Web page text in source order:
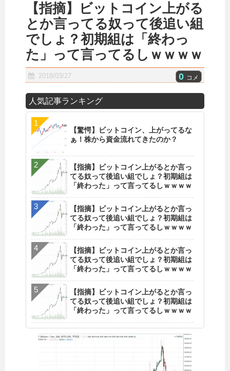
【指摘】ビットコイン上がる
とか言ってる奴って後追い組
でしょ？初期組は「終わっ
た」って言ってるしｗｗｗｗ
2018/03/27 0 コメ
人気記事ランキング
【驚愕】ビットコイン、上がってるな
ぁ！株から資金流れてきたのか？
【指摘】ビットコイン上がるとか言っ
てる奴って後追い組でしょ？初期組は
「終わった」って言ってるしｗｗｗｗ
【指摘】ビットコイン上がるとか言っ
てる奴って後追い組でしょ？初期組は
「終わった」って言ってるしｗｗｗｗ
【指摘】ビットコイン上がるとか言っ
てる奴って後追い組でしょ？初期組は
「終わった」って言ってるしｗｗｗｗ
【指摘】ビットコイン上がるとか言っ
てる奴って後追い組でしょ？初期組は
「終わった」って言ってるしｗｗｗｗ